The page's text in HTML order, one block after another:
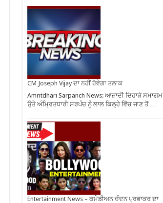
CM Joseph Vijay ਦਾ ਨਹੀਂ ਹੋਵੇਗਾ ਤਲਾਕ
Amritdhari Sarpanch News: ਆਜ਼ਾਦੀ ਦਿਹਾੜੇ ਸਮਾਗਮ
ਉਤੇ ਅੰਮ੍ਰਿਤਧਾਰੀ ਸਰਪੰਚ ਨੂੰ ਲਾਲ ਕਿਲ੍ਹੇ ਵਿੱਚ ਜਾਣ ਤੋਂ …
Entertainment News – ਕਮੇਡੀਅਨ ਚੰਦਨ ਪ੍ਰਭਾਕਰ ਦਾ